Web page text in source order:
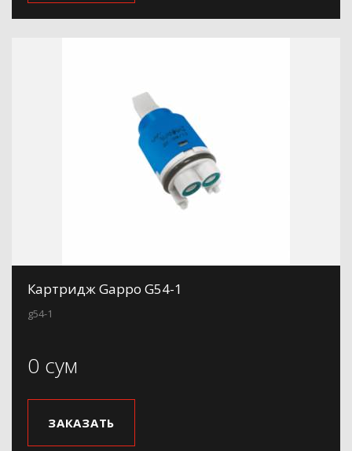
Картридж Gappo G54-1
g54-1
0 сум
ЗАКАЗАТЬ